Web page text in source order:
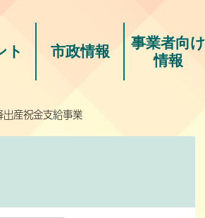
ト 市政情報
事業者向け
情報
産祝金支給事業